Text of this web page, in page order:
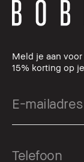
Meld je aan
15% korting op